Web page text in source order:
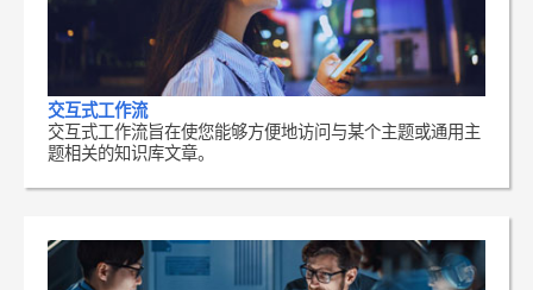
交互式工作流
交互式工作流旨在使您能够方便地访问与某个主题或通用主
题相关的知识库文章。